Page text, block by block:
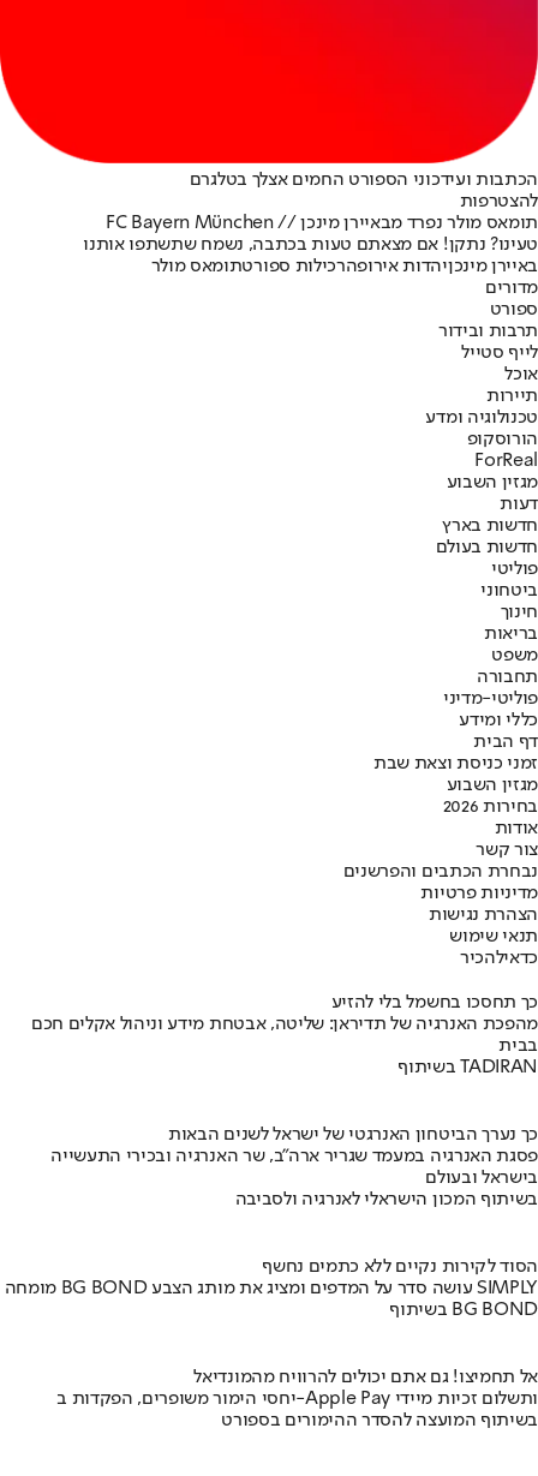
הכתבות ועידכוני הספורט החמים אצלך בטלגרם
להצטרפות
תומאס מולר נפרד מבאיירן מינכן // FC Bayern München
טעינו? נתקן! אם מצאתם טעות בכתבה, נשמח שתשתפו אותנו
באיירן מינכןיהדות אירופהרכילות ספורטתומאס מולר
מדורים
ספורט
תרבות ובידור
לייף סטייל
אוכל
תיירות
טכנולוגיה ומדע
הורוסקופ
ForReal
מגזין השבוע
דעות
חדשות בארץ
חדשות בעולם
פוליטי
ביטחוני
חינוך
בריאות
משפט
תחבורה
פוליטי-מדיני
כללי ומידע
דף הבית
זמני כניסת וצאת שבת
מגזין השבוע
בחירות 2026
אודות
צור קשר
נבחרת הכתבים והפרשנים
מדיניות פרטיות
הצהרת נגישות
תנאי שימוש
כדאילהכיר
כך תחסכו בחשמל בלי להזיע
מהפכת האנרגיה של תדיראן: שליטה, אבטחת מידע וניהול אקלים חכם
בבית
בשיתוף TADIRAN
כך נערך הביטחון האנרגטי של ישראל לשנים הבאות
פסגת האנרגיה במעמד שגריר ארה"ב, שר האנרגיה ובכירי התעשייה
בישראל ובעולם
בשיתוף המכון הישראלי לאנרגיה ולסביבה
הסוד לקירות נקיים ללא כתמים נחשף
מומחה BG BOND עושה סדר על המדפים ומציג את מותג הצבע SIMPLY
בשיתוף BG BOND
אל תחמיצו! גם אתם יכולים להרוויח מהמונדיאל
יחסי הימור משופרים, הפקדות ב-Apple Pay ותשלום זכיות מיידי
בשיתוף המועצה להסדר ההימורים בספורט